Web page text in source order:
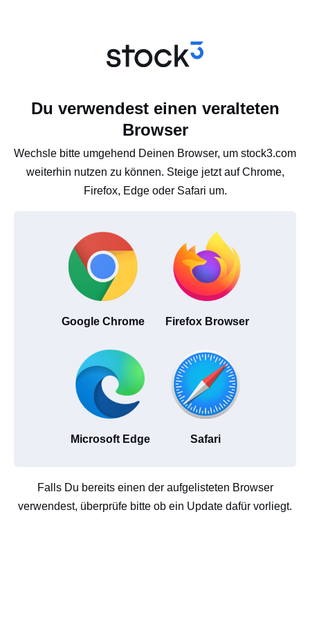
Du verwendest einen veralteten
Browser
Wechsle bitte umgehend Deinen Browser, um stock3.com
weiterhin nutzen zu können. Steige jetzt auf Chrome,
Firefox, Edge oder Safari um.
Google Chrome Firefox Browser
Microsoft Edge Safari
Falls Du bereits einen der aufgelisteten Browser
verwendest, überprüfe bitte ob ein Update dafür vorliegt.